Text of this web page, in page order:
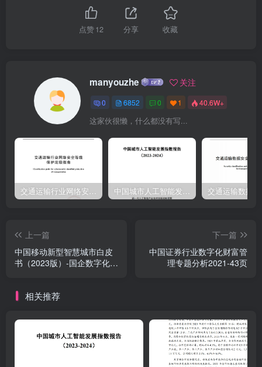
互联；400/800GOTN、全光交叉(OXC)、400/800GE路由器、
IPv6+/SRv6等技术应用进一步提升，网络传输性能不断优化，为算间
外，网络智能化管理能力、绿色低碳水平均在不断提升。本报告对全
球及我国运力相关的政策、技术及产业最新进展进行分析，并进一步
从网络基础设施建设、应用服务能力维度，对我国各省市运力发展情
况进行综合评价，以期进一步支撑推动运力质量提升。时间仓促，报
告仍有诸多不足，恳请各界批评指正。后续我们将不断更新完善，如
有意见建议请联系中国信通院研究团队：dceco@caict.ac.cn。
点赞12 分享 收藏
manyouzhe 关注
0 6852 0 1 40.6W+
这家伙很懒，什么都没有写...
上一篇
中国移动新型智慧城市白皮
书（2023版）-国企数字化转
下一篇
中国证券行业数字化财富管
理专题分析2021-43页
相关推荐